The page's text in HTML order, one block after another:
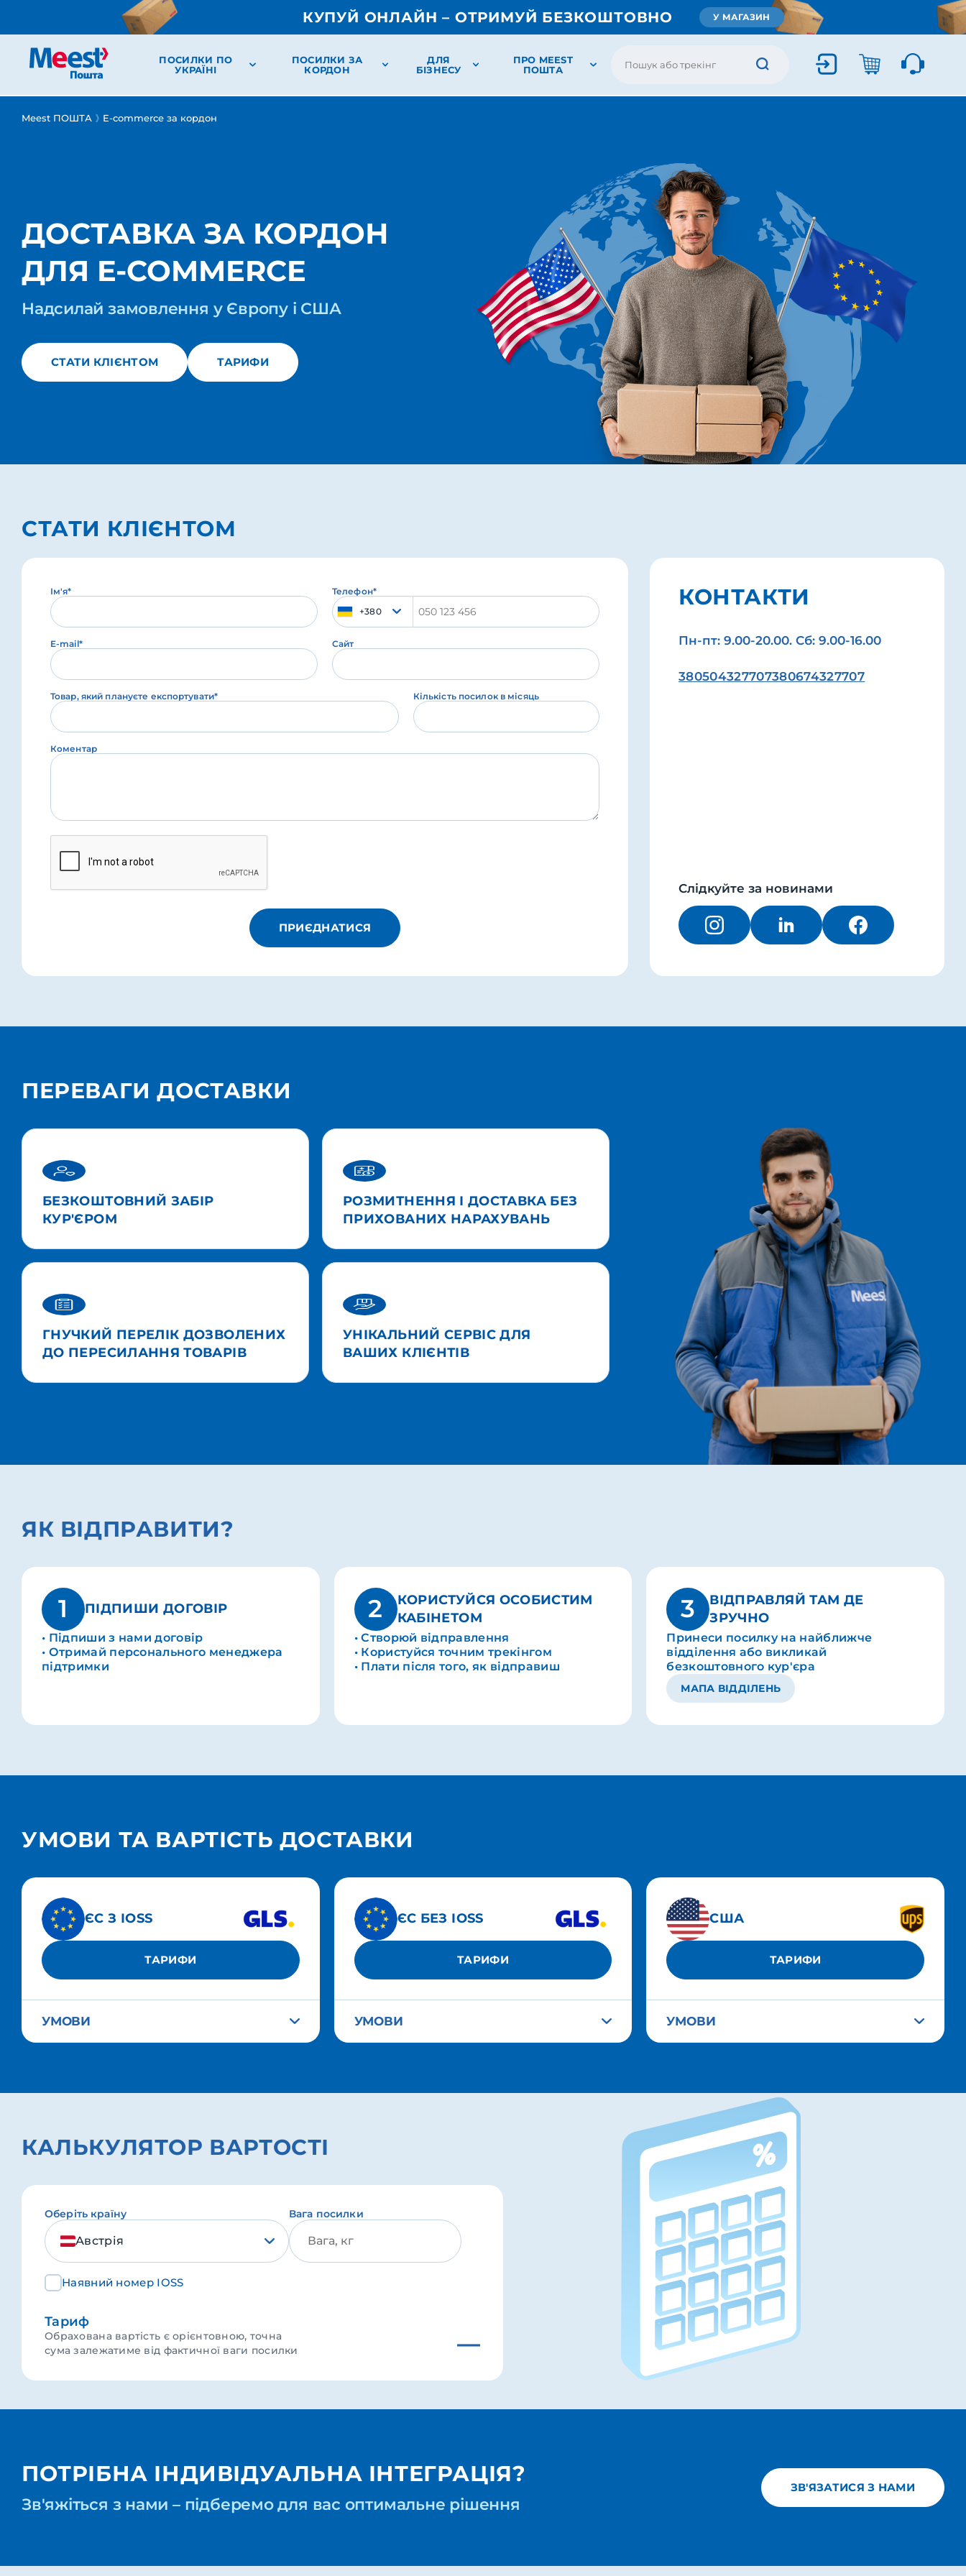
КУПУЙ ОНЛАЙН – ОТРИМУЙ БЕЗКОШТОВНО У МАГАЗИН
ПОСИЛКИ ПО
УКРАЇНІ
ПОСИЛКИ ЗА
КОРДОН
ДЛЯ
БІЗНЕСУ
ПРО MEEST
ПОШТА
Meest ПОШТА E-commerce за кордон
ДОСТАВКА ЗА КОРДОН
ДЛЯ E-COMMERCE
Надсилай замовлення у Європу і США
СТАТИ КЛІЄНТОМ ТАРИФИ
СТАТИ КЛІЄНТОМ
Ім'я*
Телефон*
+380
E-mail* Сайт
Товар, який плануєте експортувати* Кількість посилок в місяць
Коментар
ПРИЄДНАТИСЯ
КОНТАКТИ
Пн-пт: 9.00-20.00. Сб: 9.00-16.00
380504327707380674327707
Слідкуйте за новинами
ПЕРЕВАГИ ДОСТАВКИ
БЕЗКОШТОВНИЙ ЗАБІР
КУР'ЄРОМ
РОЗМИТНЕННЯ І ДОСТАВКА БЕЗ
ПРИХОВАНИХ НАРАХУВАНЬ
ГНУЧКИЙ ПЕРЕЛІК ДОЗВОЛЕНИХ
ДО ПЕРЕСИЛАННЯ ТОВАРІВ
УНІКАЛЬНИЙ СЕРВІС ДЛЯ
ВАШИХ КЛІЄНТІВ
ЯК ВІДПРАВИТИ?
1 ПІДПИШИ ДОГОВІР
• Підпиши з нами договір
• Отримай персонального менеджера
підтримки
2
КОРИСТУЙСЯ ОСОБИСТИМ
КАБІНЕТОМ
• Створюй відправлення
• Користуйся точним трекінгом
• Плати після того, як відправиш
3
ВІДПРАВЛЯЙ ТАМ ДЕ
ЗРУЧНО
Принеси посилку на найближче
відділення або викликай
безкоштовного кур'єра
МАПА ВІДДІЛЕНЬ
УМОВИ ТА ВАРТІСТЬ ДОСТАВКИ
ЄС З IOSS
ТАРИФИ
УМОВИ
ЄС БЕЗ IOSS
ТАРИФИ
УМОВИ
США
ТАРИФИ
УМОВИ
КАЛЬКУЛЯТОР ВАРТОСТІ
Оберіть країну
Австрія
Вага посилки
Наявний номер IOSS
Тариф
Обрахована вартість є орієнтовною, точна
сума залежатиме від фактичної ваги посилки
—
ПОТРІБНА ІНДИВІДУАЛЬНА ІНТЕГРАЦІЯ?
Зв'яжіться з нами – підберемо для вас оптимальне рішення
ЗВ'ЯЗАТИСЯ З НАМИ